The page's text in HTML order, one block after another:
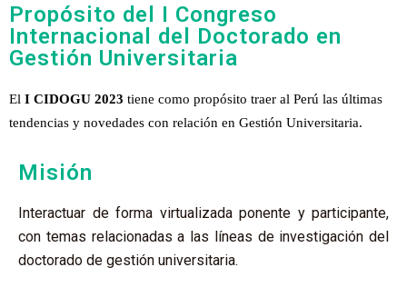
Propósito del I Congreso
Internacional del Doctorado en
Gestión Universitaria
El I CIDOGU 2023 tiene como propósito traer al Perú las últimas
tendencias y novedades con relación en Gestión Universitaria.
Misión
Interactuar de forma virtualizada ponente y participante,
con temas relacionadas a las líneas de investigación del
doctorado de gestión universitaria.